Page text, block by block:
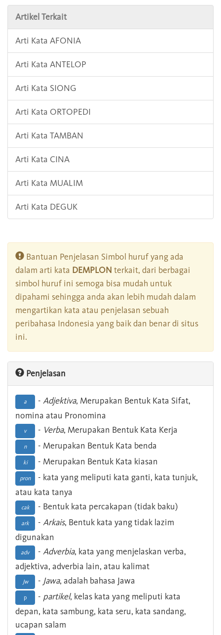
Artikel Terkait
Arti Kata AFONIA
Arti Kata ANTELOP
Arti Kata SIONG
Arti Kata ORTOPEDI
Arti Kata TAMBAN
Arti Kata CINA
Arti Kata MUALIM
Arti Kata DEGUK
Bantuan Penjelasan Simbol huruf yang ada
dalam arti kata DEMPLON terkait, dari berbagai
simbol huruf ini semoga bisa mudah untuk
dipahami sehingga anda akan lebih mudah dalam
mengartikan kata atau penjelasan sebuah
peribahasa Indonesia yang baik dan benar di situs
ini.
Penjelasan
a - Adjektiva, Merupakan Bentuk Kata Sifat,
nomina atau Pronomina
v - Verba, Merupakan Bentuk Kata Kerja
n - Merupakan Bentuk Kata benda
ki - Merupakan Bentuk Kata kiasan
pron
- kata yang meliputi kata ganti, kata tunjuk,
atau kata tanya
cak - Bentuk kata percakapan (tidak baku)
ark - Arkais, Bentuk kata yang tidak lazim
digunakan
adv - Adverbia, kata yang menjelaskan verba,
adjektiva, adverbia lain, atau kalimat
Jw - Jawa, adalah bahasa Jawa
p - partikel, kelas kata yang meliputi kata
depan, kata sambung, kata seru, kata sandang,
ucapan salam